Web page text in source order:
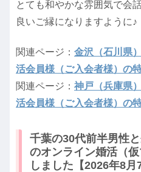
とても和やかな雰囲気で会
良いご縁になりますように♪
関連ページ： 金沢（石川県
活会員様（ご入会者様）の
関連ページ： 神戸（兵庫県
活会員様（ご入会者様）の
千葉の30代前半男性
のオンライン婚活（
しました【2026年8月7